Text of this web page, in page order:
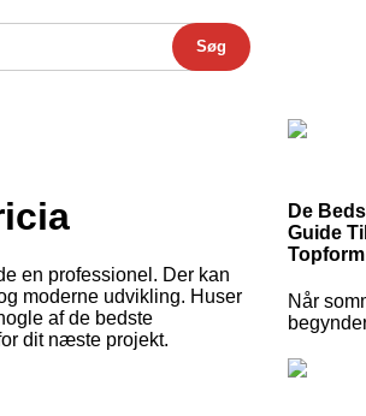
Søg
en professionel. Der kan
moderne udvikling. Huser
af de bedste
dit næste projekt.
De
Guide
Topform
Når